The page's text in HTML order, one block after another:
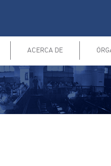
ACERCA DE